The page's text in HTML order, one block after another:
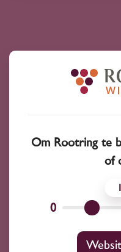
Tenuta
Jean
Catena
Om Rootring te
of
0